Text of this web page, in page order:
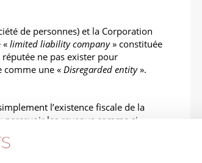
de personnes) et la Corporation
« limited liability company» constituée
réputée ne pas exister pour
comme une « Disregarded entity».
l’existence fiscale de la
percevoir les revenus comme si